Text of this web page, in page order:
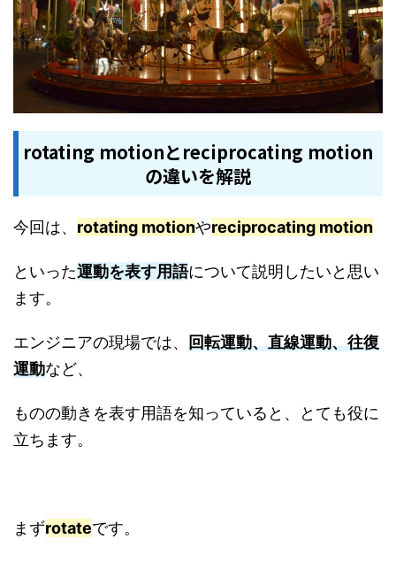
rotating motionとreciprocating motion
の違いを解説
今回は、 rotating motionやreciprocating motion
といった運動を表す用語について説明したいと思い
ます。
エンジニアの現場では、 回転運動、直線運動、往復
運動など、
ものの動きを表す用語を知っていると、とても役に
立ちます。
まずrotateです。